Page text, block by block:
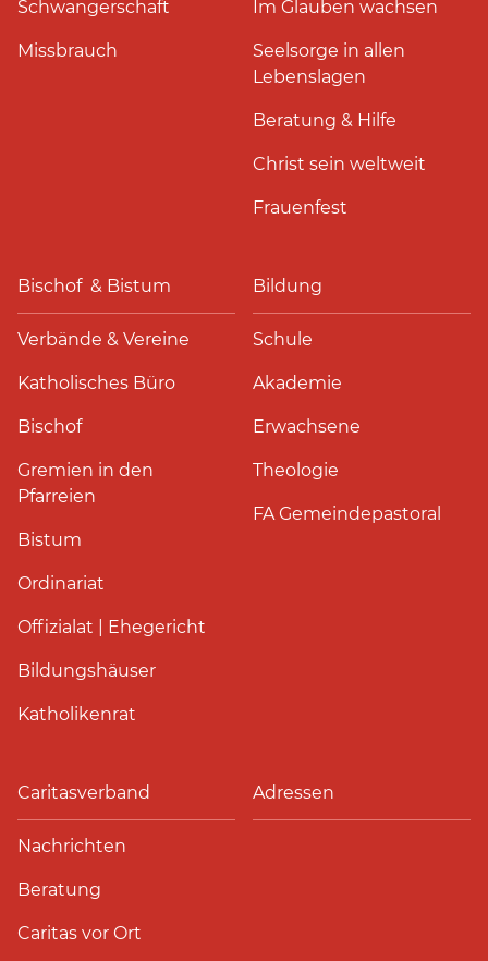
Schwangerschaft
Missbrauch
Im Glauben wachsen
Seelsorge in allen
Lebenslagen
Beratung & Hilfe
Christ sein weltweit
Frauenfest
Bischof & Bistum
Verbände & Vereine
Katholisches Büro
Bischof
Gremien in den
Pfarreien
Bistum
Ordinariat
Offizialat | Ehegericht
Bildungshäuser
Katholikenrat
Bildung
Schule
Akademie
Erwachsene
Theologie
FA Gemeindepastoral
Caritasverband
Nachrichten
Beratung
Caritas vor Ort
Adressen